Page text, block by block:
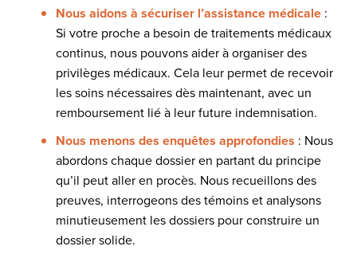
Nous aidons à sécuriser l’assistance médicale :
Si votre proche a besoin de traitements médicaux
continus, nous pouvons aider à organiser des
privilèges médicaux. Cela leur permet de recevoir
les soins nécessaires dès maintenant, avec un
remboursement lié à leur future indemnisation.
Nous menons des enquêtes approfondies : Nous
abordons chaque dossier en partant du principe
qu’il peut aller en procès. Nous recueillons des
preuves, interrogeons des témoins et analysons
minutieusement les dossiers pour construire un
dossier solide.